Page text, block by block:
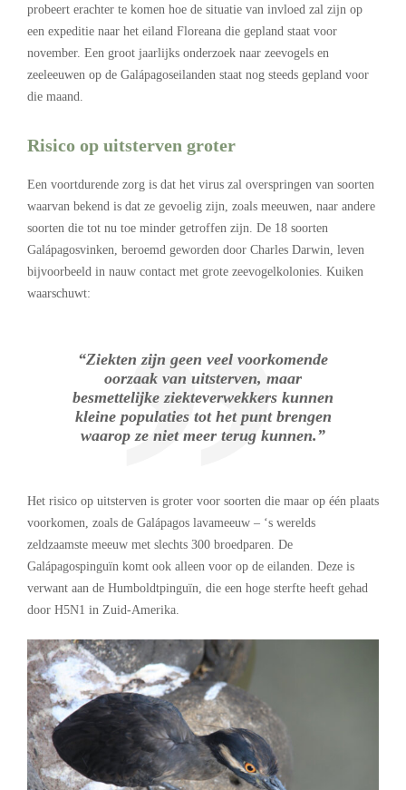
probeert erachter te komen hoe de situatie van invloed zal zijn op
een expeditie naar het eiland Floreana die gepland staat voor
november. Een groot jaarlijks onderzoek naar zeevogels en
zeeleeuwen op de Galápagoseilanden staat nog steeds gepland voor
die maand.
Risico op uitsterven groter
Een voortdurende zorg is dat het virus zal overspringen van soorten
waarvan bekend is dat ze gevoelig zijn, zoals meeuwen, naar andere
soorten die tot nu toe minder getroffen zijn. De 18 soorten
Galápagosvinken, beroemd geworden door Charles Darwin, leven
bijvoorbeeld in nauw contact met grote zeevogelkolonies. Kuiken
waarschuwt:
“Ziekten zijn geen veel voorkomende
oorzaak van uitsterven, maar
besmettelijke ziekteverwekkers kunnen
kleine populaties tot het punt brengen
waarop ze niet meer terug kunnen.”
Het risico op uitsterven is groter voor soorten die maar op één plaats
voorkomen, zoals de Galápagos lavameeuw – ‘s werelds
zeldzaamste meeuw met slechts 300 broedparen. De
Galápagospinguïn komt ook alleen voor op de eilanden. Deze is
verwant aan de Humboldtpinguïn, die een hoge sterfte heeft gehad
door H5N1 in Zuid-Amerika.